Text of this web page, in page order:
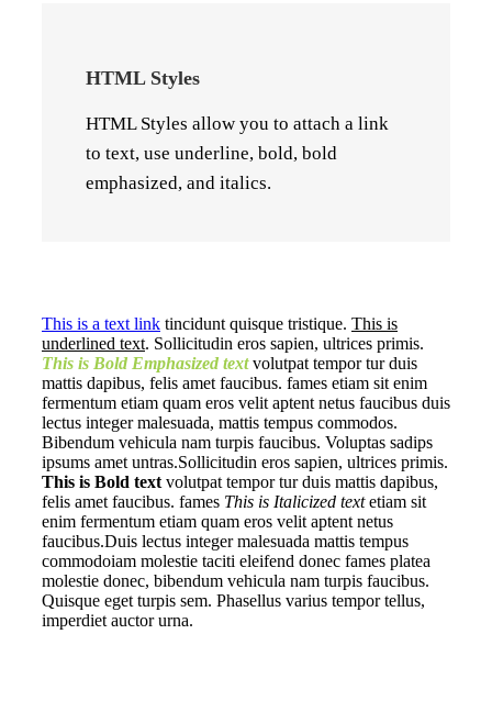
HTML Styles
HTML Styles allow you to attach a link
to text, use underline, bold, bold
emphasized, and italics.
This is a text link tincidunt quisque tristique. This is
underlined text. Sollicitudin eros sapien, ultrices primis.
This is Bold Emphasized text volutpat tempor tur duis
mattis dapibus, felis amet faucibus. fames etiam sit enim
fermentum etiam quam eros velit aptent netus faucibus duis
lectus integer malesuada, mattis tempus commodos.
Bibendum vehicula nam turpis faucibus. Voluptas sadips
ipsums amet untras.Sollicitudin eros sapien, ultrices primis.
This is Bold text volutpat tempor tur duis mattis dapibus,
felis amet faucibus. fames This is Italicized text etiam sit
enim fermentum etiam quam eros velit aptent netus
faucibus.Duis lectus integer malesuada mattis tempus
commodoiam molestie taciti eleifend donec fames platea
molestie donec, bibendum vehicula nam turpis faucibus.
Quisque eget turpis sem. Phasellus varius tempor tellus,
imperdiet auctor urna.